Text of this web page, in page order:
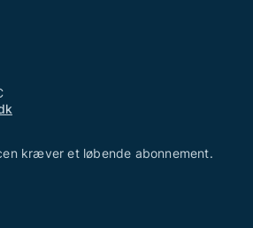
kræver et løbende abonnement.